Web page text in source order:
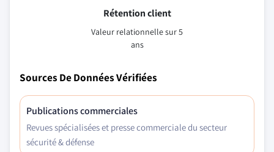
Rétention client
Valeur relationnelle sur 5
ans
Sources De Données Vérifiées
Publications commerciales
Revues spécialisées et presse commerciale du secteur
sécurité & défense